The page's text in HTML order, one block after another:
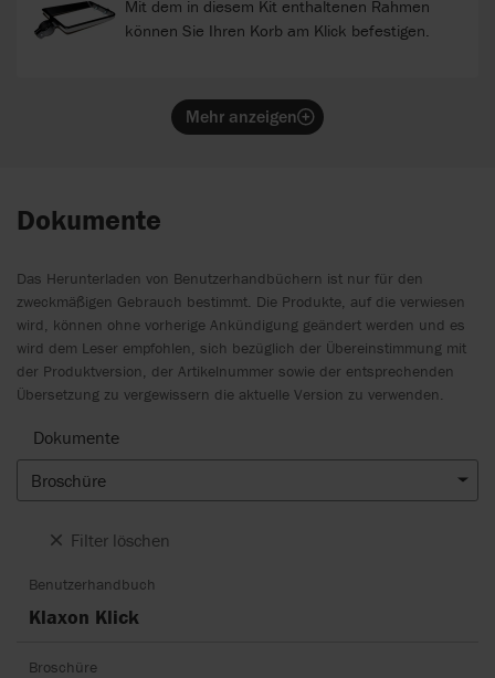
Mit dem in diesem Kit enthaltenen Rahmen
können Sie Ihren Korb am Klick befestigen.
Mehr anzeigen
Dokumente
Das Herunterladen von Benutzerhandbüchern ist nur für den
zweckmäßigen Gebrauch bestimmt. Die Produkte, auf die verwiesen
wird, können ohne vorherige Ankündigung geändert werden und es
wird dem Leser empfohlen, sich bezüglich der Übereinstimmung mit
der Produktversion, der Artikelnummer sowie der entsprechenden
Übersetzung zu vergewissern die aktuelle Version zu verwenden.
Dokumente
Broschüre
Filter löschen
Benutzerhandbuch
Klaxon Klick
Broschüre